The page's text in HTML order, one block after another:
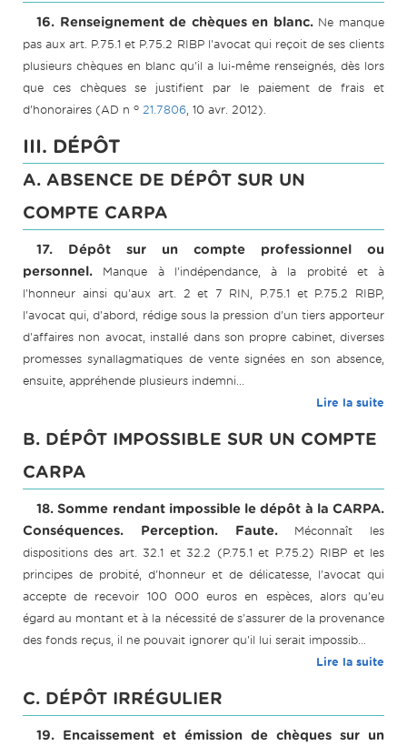
16. Renseignement de chèques en blanc. Ne manque
pas aux art. P.75.1 et P.75.2 RIBP l'avocat qui reçoit de ses clients
plusieurs chèques en blanc qu'il a lui-même renseignés, dès lors
que ces chèques se justifient par le paiement de frais et
d'honoraires (AD n o 21.7806, 10 avr. 2012).
III. DÉPÔT
A. ABSENCE DE DÉPÔT SUR UN
COMPTE CARPA
17. Dépôt sur un compte professionnel ou
personnel.
Manque à l'indépendance, à la probité et à
l'honneur ainsi qu'aux art. 2 et 7 RIN, P.75.1 et P.75.2 RIBP,
l'avocat qui, d'abord, rédige sous la pression d'un tiers apporteur
d'affaires non avocat, installé dans son propre cabinet, diverses
promesses synallagmatiques de vente signées en son absence,
ensuite, appréhende plusieurs indemni...
Lire la suite
B. DÉPÔT IMPOSSIBLE SUR UN COMPTE
CARPA
18. Somme rendant impossible le dépôt à la CARPA.
Conséquences. Perception. Faute.
Méconnaît les
dispositions des art. 32.1 et 32.2 (P.75.1 et P.75.2) RIBP et les
principes de probité, d'honneur et de délicatesse, l'avocat qui
accepte de recevoir 100 000 euros en espèces, alors qu'eu
égard au montant et à la nécessité de s'assurer de la provenance
des fonds reçus, il ne pouvait ignorer qu'il lui serait impossib...
Lire la suite
C. DÉPÔT IRRÉGULIER
19. Encaissement et émission de chèques sur un